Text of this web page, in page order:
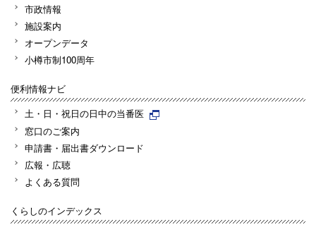
市政情報
施設案内
オープンデータ
小樽市制100周年
便利情報ナビ
土・日・祝日の日中の当番医
窓口のご案内
申請書・届出書ダウンロード
広報・広聴
よくある質問
くらしのインデックス